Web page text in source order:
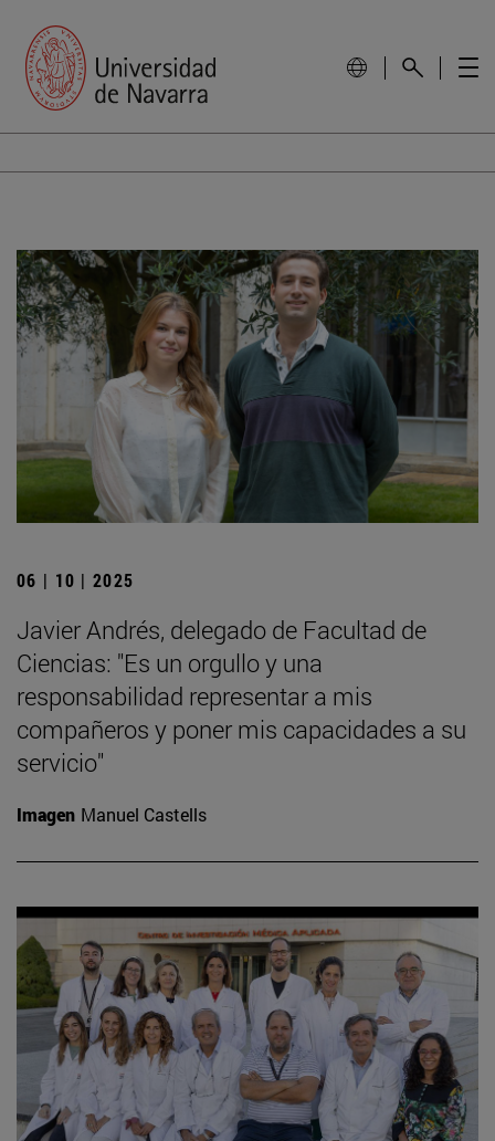
06 | 10 | 2025
Javier Andrés, delegado de Facultad de
Ciencias: "Es un orgullo y una
responsabilidad representar a mis
compañeros y poner mis capacidades a su
servicio"
Imagen Manuel Castells